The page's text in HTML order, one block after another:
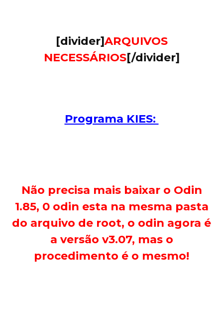
[divider]ARQUIVOS
NECESSÁRIOS[/divider]
Programa KIES:
Não precisa mais baixar o Odin
1.85, 0 odin esta na mesma pasta
do arquivo de root, o odin agora é
a versão v3.07, mas o
procedimento é o mesmo!